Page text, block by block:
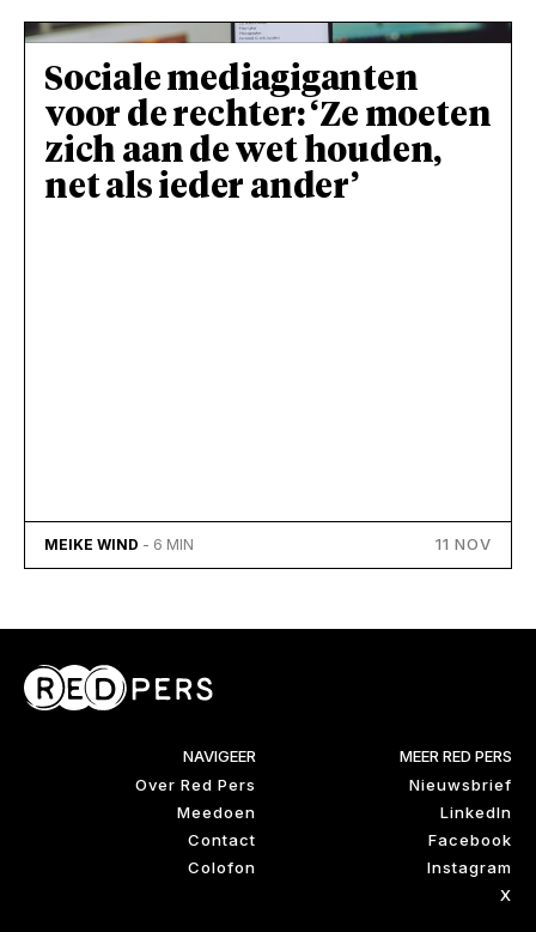
Sociale mediagiganten
voor de rechter: ‘Ze moeten
zich aan de wet houden,
net als ieder ander’
MEIKE WIND - 6 MIN 11 NOV
NAVIGEER
Over Red Pers
Meedoen
Contact
Colofon
MEER RED PERS
Nieuwsbrief
LinkedIn
Facebook
Instagram
X